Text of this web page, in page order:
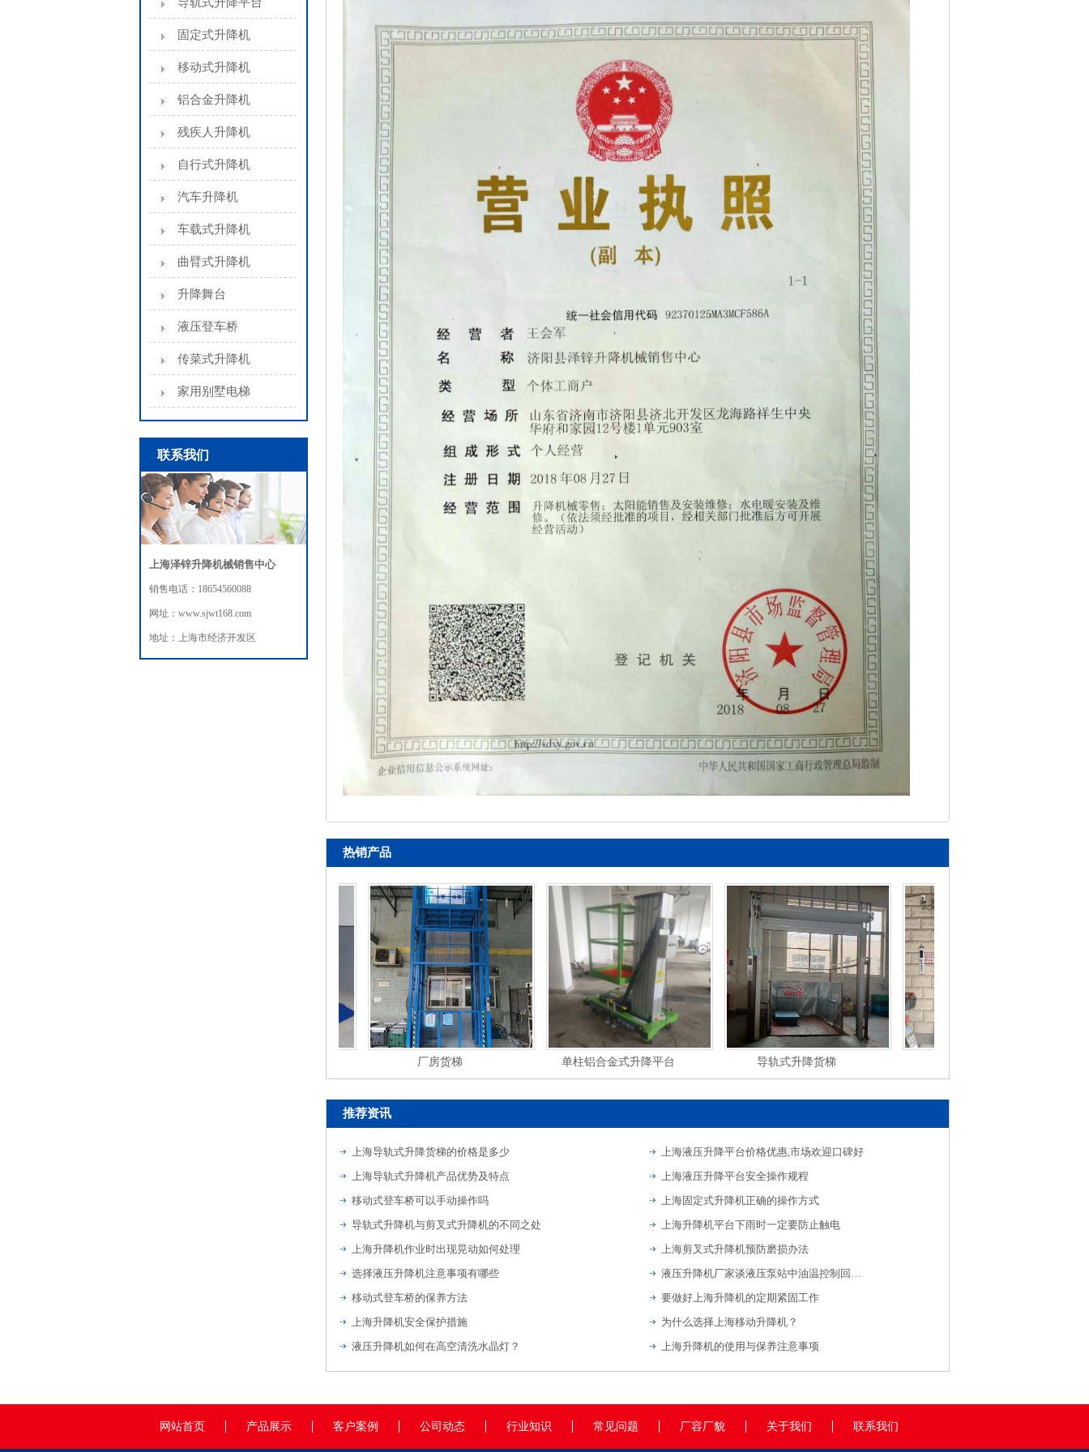
固定式升降机
移动式升降机
铝合金升降机
残疾人升降机
自行式升降机
汽车升降机
车载式升降机
曲臂式升降机
升降舞台
液压登车桥
传菜式升降机
家用别墅电梯
联系我们
上海泽锌升降机械销售中心
销售电话：18654560088
网址：www.sjwt168.com
地址：上海市经济开发区
热销产品
厂房货梯 单柱铝合金式升降平台 导轨式升降货梯
推荐资讯
上海导轨式升降货梯的价格是多少
上海液压升降平台价格优惠,市场欢迎口碑好
上海导轨式升降机产品优势及特点
上海液压升降平台安全操作规程
移动式登车桥可以手动操作吗
上海固定式升降机正确的操作方式
导轨式升降机与剪叉式升降机的不同之处
上海升降机平台下雨时一定要防止触电
上海升降机作业时出现晃动如何处理
上海剪叉式升降机预防磨损办法
选择液压升降机注意事项有哪些
液压升降机厂家谈液压泵站中油温控制回路设计
移动式登车桥的保养方法
要做好上海升降机的定期紧固工作
上海升降机安全保护措施
为什么选择上海移动升降机？
液压升降机如何在高空清洗水晶灯？
上海升降机的使用与保养注意事项
网站首页 产品展示 客户案例 公司动态 行业知识 常见问题 厂容厂貌 关于我们 联系我们